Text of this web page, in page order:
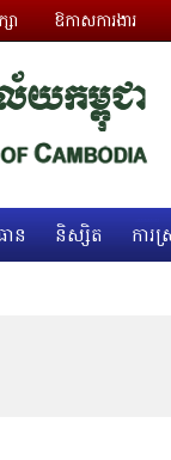
ា ឱកាសការងារ
ាន និស្សិត ការស្